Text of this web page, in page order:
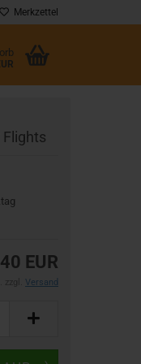
Merkzettel
Flights
EUR
Versand